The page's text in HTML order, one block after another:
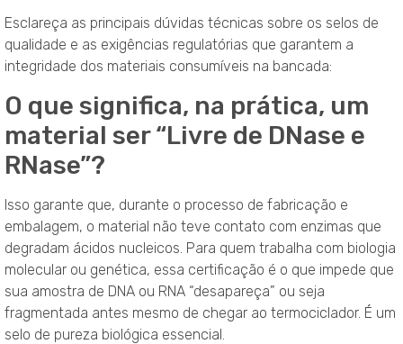
Esclareça as principais dúvidas técnicas sobre os selos de
qualidade e as exigências regulatórias que garantem a
integridade dos materiais consumíveis na bancada:
O que significa, na prática, um
material ser “Livre de DNase e
RNase”?
Isso garante que, durante o processo de fabricação e
embalagem, o material não teve contato com enzimas que
degradam ácidos nucleicos. Para quem trabalha com biologia
molecular ou genética, essa certificação é o que impede que
sua amostra de DNA ou RNA “desapareça” ou seja
fragmentada antes mesmo de chegar ao termociclador. É um
selo de pureza biológica essencial.